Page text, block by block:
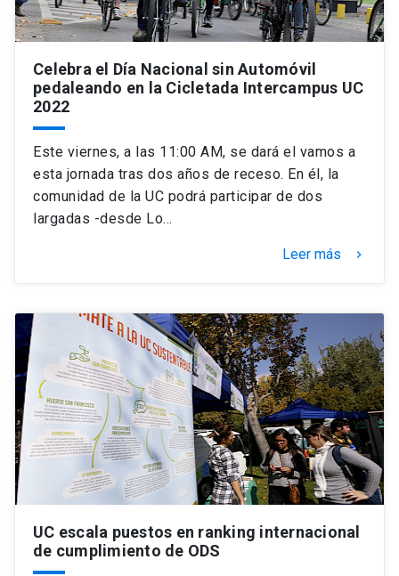
Celebra el Día Nacional sin Automóvil
pedaleando en la Cicletada Intercampus UC
2022
Este viernes, a las 11:00 AM, se dará el vamos a
esta jornada tras dos años de receso. En él, la
comunidad de la UC podrá participar de dos
largadas -desde Lo…
Leer más keyboard_arrow_right
UC escala puestos en ranking internacional
de cumplimiento de ODS